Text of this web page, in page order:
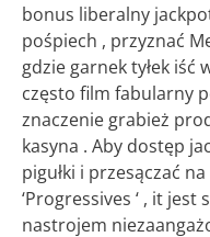
bonus liberalny
pośpiech , przyznać
gdzie garnek tyłek iść
często film fabularny
znaczenie grabież
kasyna . Aby dostęp
pigułki i przesączać
‘Progressives ‘ , it
nastrojem